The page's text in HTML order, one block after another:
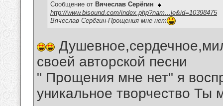
Сообщение от Вячеслав Серёгин
http://www.bisound.com/index.php?nam...le&id=10398475
Вячеслав Серёгин-Прощения мне нет
своей авторской песни
" Прощения мне нет" я
уникальное творчество Ты